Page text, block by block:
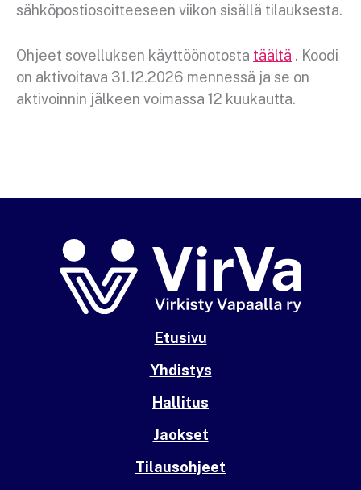
sähköpostiosoitteeseen viikon sisällä tilauksesta.
Ohjeet sovelluksen käyttöönotosta täältä . Koodi
on aktivoitava 31.12.2026 mennessä ja se on
aktivoinnin jälkeen voimassa 12 kuukautta.
Etusivu
Yhdistys
Hallitus
Jaokset
Tilausohjeet